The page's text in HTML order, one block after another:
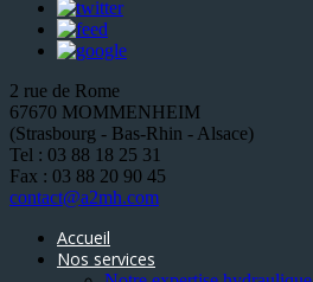
2 rue de Rome
67670 MOMMENHEIM
(Strasbourg - Bas-Rhin - Alsace)
Tel : 03 88 18 25 31
Fax : 03 88 20 90 45
contact@a2mh.com
Accueil
Nos services